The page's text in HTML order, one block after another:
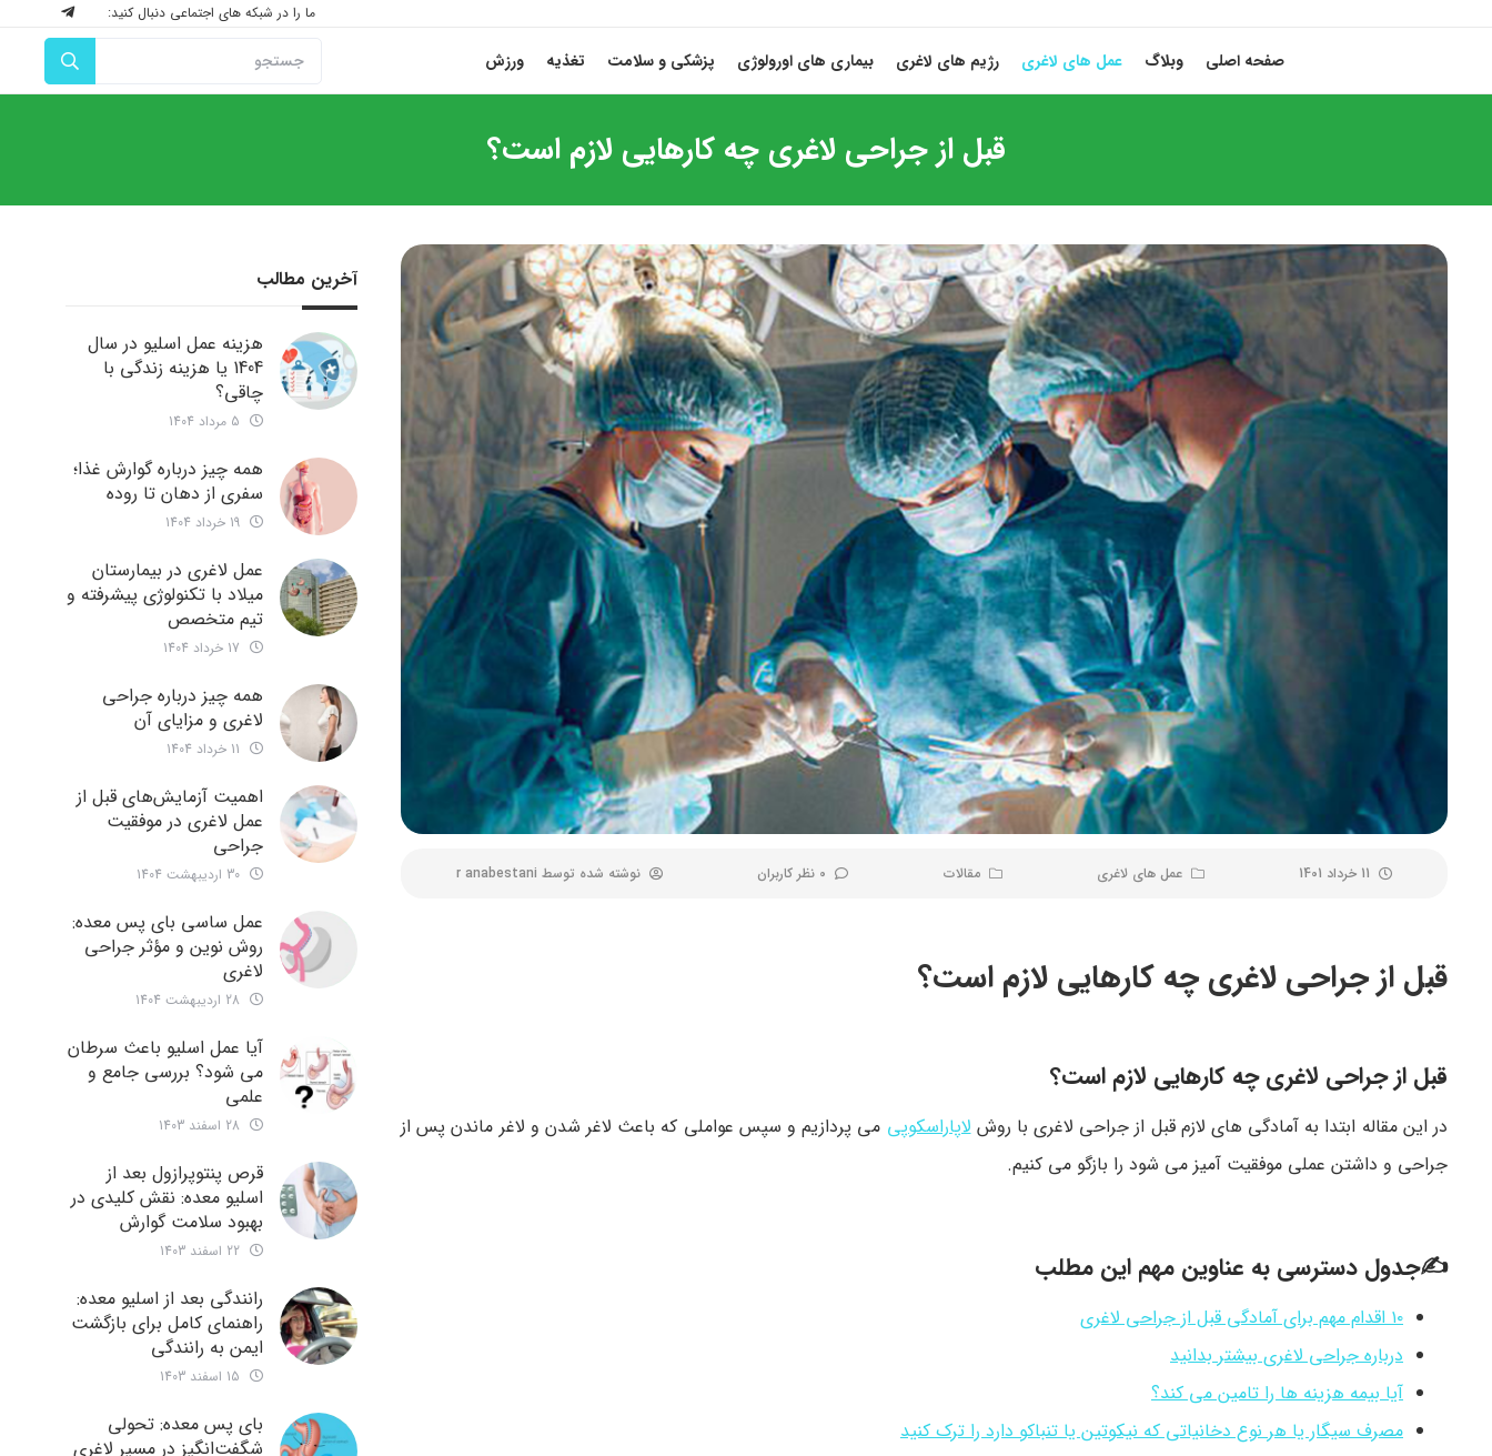
ما را در شبکه های اجتماعی دنبال کنید:
صفحه اصلی وبلاگ عمل های لاغری رژیم های لاغری بیماری های اورولوژی پزشکی و سلامت تغذیه ورزش
قبل از جراحی لاغری چه کارهایی لازم است؟
11 خرداد 1401 عمل های لاغری مقالات 0 نظر کاربران نوشته شده توسط r anabestani
قبل از جراحی لاغری چه کارهایی لازم است؟
قبل از جراحی لاغری چه کارهایی لازم است؟
در این مقاله ابتدا به آمادگی های لازم قبل از جراحی لاغری با روشلاپاراسکوپی می پردازیم و سپس عواملی که باعث لاغر شدن و لاغر ماندن پس از
جراحی و داشتن عملی موفقیت آمیز می شود را بازگو می کنیم.
✍جدول دسترسی به عناوین مهم این مطلب
۱۰ اقدام مهم برای آمادگی قبل از جراحی لاغری
درباره جراحی لاغری بیشتر بدانید
آیا بیمه هزینه ها را تامین می کند؟
مصرف سیگار یا هر نوع دخانیاتی که نیکوتین یا تنباکو دارد را ترک کنید
آخرین مطالب
هزینه عمل اسلیو در سال
1404 یا هزینه زندگی با
چاقی؟
همه چیز درباره گوارش غذا؛
سفری از دهان تا روده
عمل لاغری در بیمارستان
میلاد با تکنولوژی پیشرفته و
تیم متخصص
همه چیز درباره جراحی
لاغری و مزایای آن
اهمیت آزمایش‌های قبل از
عمل لاغری در موفقیت
جراحی
عمل ساسی بای پس معده:
روش نوین و مؤثر جراحی
لاغری
آیا عمل اسلیو باعث سرطان
می شود؟ بررسی جامع و
علمی
قرص پنتوپرازول بعد از
اسلیو معده: نقش کلیدی در
بهبود سلامت گوارش
رانندگی بعد از اسلیو معده:
راهنمای کامل برای بازگشت
ایمن به رانندگی
بای پس معده: تحولی
شگفت‌انگیز در مسیر لاغری